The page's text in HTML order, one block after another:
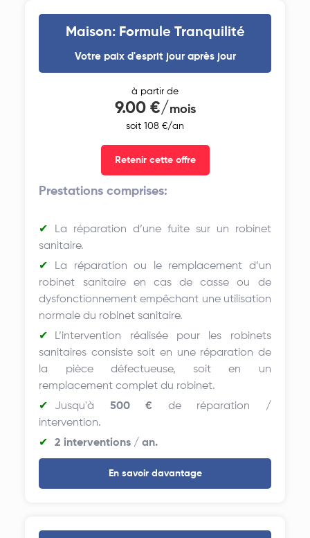
Maison: Formule Tranquilité
Votre paix d'esprit jour après jour
à partir de
9.00 €/mois
soit 108 €/an
Retenir cette offre
Prestations comprises:
La réparation d’une fuite sur un robinet
sanitaire.
La réparation ou le remplacement d’un
robinet sanitaire en cas de casse ou de
dysfonctionnement empêchant une utilisation
normale du robinet sanitaire.
L’intervention réalisée pour les robinets
sanitaires consiste soit en une réparation de
la pièce défectueuse, soit en un
remplacement complet du robinet.
Jusqu'à 500 € de réparation /
intervention.
2 interventions / an.
En savoir davantage